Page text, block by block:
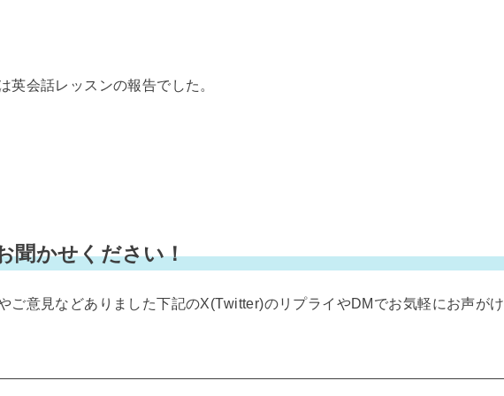
英会話レッスンの報告でした。
聞かせください！
ご意見などありました下記のX(Twitter)のリプライやDMでお気軽にお声がけ